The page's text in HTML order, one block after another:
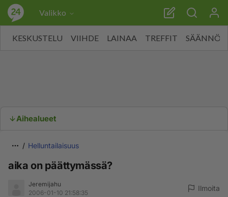
Valikko
KESKUSTELU VIIHDE LAINAA TREFFIT SÄÄNNÖT
Aihealueet
Helluntailaisuus
aika on päättymässä?
Jeremijahu
2006-01-10 21:58:35
Ilmoita